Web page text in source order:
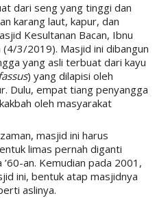
dari seng yang tinggi dan
karang laut, kapur, dan
Kesultanan Bacan, Ibnu
3/2019). Masjid ini dibangun
yang asli terbuat dari kayu
) yang dilapisi oleh
Dulu, empat tiang penyangga
oleh masyarakat
masjid ini harus
limas pernah diganti
an. Kemudian pada 2001,
ini, bentuk atap masjidnya
aslinya.